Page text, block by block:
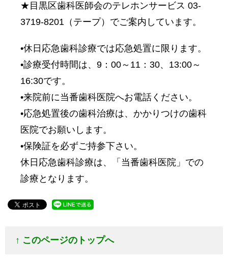
★目黒区歯科医師会のテレホンサービス 03-
3719-8201（テープ）でご案内しています。
•休日応急歯科診療では応急処置に限ります。
•診療受付時間は、9：00～11：30、13:00～
16:30です。
•来院前に当番歯科医院へお電話ください。
•応急処置後の歯科治療は、かかりつけの歯科
医院でお願いします。
•保険証を必ずご持参下さい。
休日応急歯科診療は、「当番歯科医院」での
診療となります。
↑ このページのトップへ